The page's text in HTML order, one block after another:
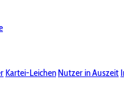
Kartei-Leichen Nutzer in Auszeit